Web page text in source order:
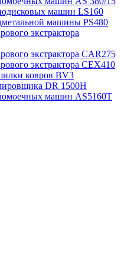
машин LS160
машины PS480
экстрактора
экстрактора CAR275
экстрактора CEX410
ковров BV3
DR 1500H
машин AS5160T